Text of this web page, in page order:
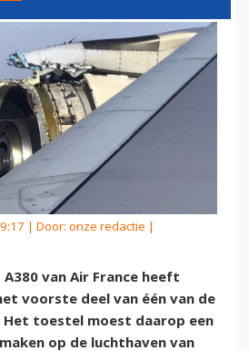
| Door: onze redactie |
A380 van Air France heeft
voorste deel van één van de
toestel moest daarop een
op de luchthaven van